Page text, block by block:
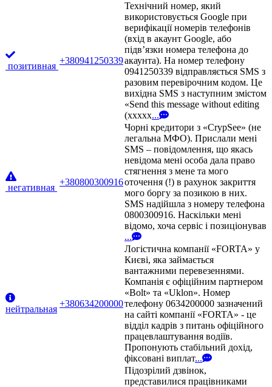
позитивная
+380941250339
Технічний номер, який
використовується Google при
верифікації номерів телефонів
(вхід в акаунт Google, або
підв’язки номера телефона до
акаунта). На номер телефону
0941250339 відправляється SMS з
разовим перевірочним кодом. Це
вихідна SMS з наступним змістом
«Send this message without editing
(xxxxx...
негативная
+380800300916
Чорні кредитори з «CrypSee» (не
легальна МФО). Прислали мені
SMS – повідомлення, що якась
невідома мені особа дала право
стягнення з мене та мого
оточення (!) в рахунок закриття
мого боргу за позикою в них.
SMS надійшла з номеру телефона
0800300916. Наскільки мені
відомо, хоча сервіс і позиціонував
...
нейтральная
+380634200000
Логістична компанії «FORTA» у
Києві, яка займається
вантажними перевезеннями.
Компанія є офіційним партнером
«Bolt» та «Uklon». Номер
телефону 0634200000 зазначений
на сайті компанії «FORTA» - це
відділ кадрів з питань офіційного
працевлаштування водіїв.
Пропонують стабільний дохід,
фіксовані виплат...
Підозрілий дзвінок,
представилися працівниками